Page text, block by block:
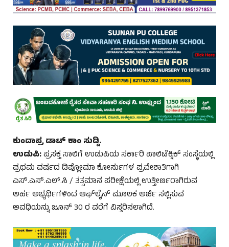
ಕುಂದಾಪ್ರ ಡಾಟ್‌ ಕಾಂ ಸುದ್ದಿ.
ಉಡುಪಿ:ಪ್ರಸಕ್ತ ಸಾಲಿಗೆ ಉಡುಪಿಯ ಸರ್ಕಾರಿ ಪಾಲಿಟೆಕ್ನಿಕ್ ಸಂಸ್ಥೆಯಲ್ಲಿ
ಪ್ರಥಮ ವರ್ಷದ ಡಿಪ್ಲೋಮಾ ಕೋರ್ಸುಗಳ ಪ್ರವೇಶಾತಿಗಾಗಿ
ಎಸ್.ಎಸ್.ಎಲ್.ಸಿ / ತತ್ಸಮಾನ ಪರೀಕ್ಷೆಯಲ್ಲಿ ಉತ್ತೀರ್ಣರಾಗಿರುವ
ಅರ್ಹ ಅಭ್ಯರ್ಥಿಗಳಿಂದ ಆಫ್‌ಲೈನ್ ಮೂಲಕ ಅರ್ಜಿ ಸಲ್ಲಿಸುವ
ಅವಧಿಯನ್ನು ಜೂನ್ 30 ರ ವರೆಗೆ ವಿಸ್ತರಿಸಲಾಗಿದೆ.